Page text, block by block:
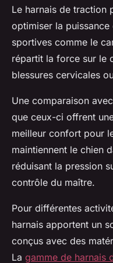
Le harnais de traction
optimiser la
sportives comme le
répartit la force sur le
blessures cervicales
Une comparaison
que ceux-ci offrent
meilleur confort pour
maintiennent le chien
réduisant la pression
contrôle du maître.
Pour différentes
harnais apportent un
conçus avec des
La gamme de harnais